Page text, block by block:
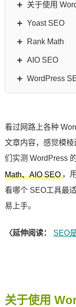
关于使用
Yoast SEO
Rank Math
AIO SEO
WordPress
看过网路上各种
文章内容，感觉模
们实测 WordPress
Math、AIO SEO ，
看哪个 SEO工具最
易上手。
〈延伸阅读： SEO
关于使用